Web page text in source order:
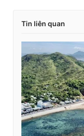
Tin liên quan